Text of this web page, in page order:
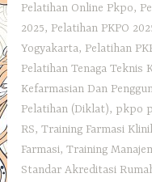
Pelatihan Online Pkpo,
2025, Pelatihan PKPO
Yogyakarta, Pelatihan
Pelatihan Tenaga Teknis
Kefarmasian Dan
Pelatihan (Diklat), pkpo
RS,Training Farmasi
Farmasi,Training
Standar Akreditasi